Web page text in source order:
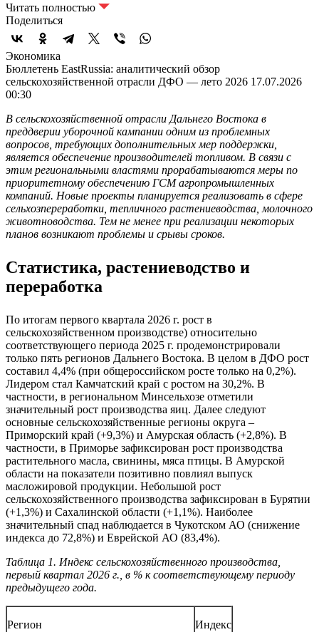
Читать полностью
Поделиться
Экономика
Бюллетень EastRussia: аналитический обзор
сельскохозяйственной отрасли ДФО — лето 2026 17.07.2026
00:30
В сельскохозяйственной отрасли Дальнего Востока в
преддверии уборочной кампании одним из проблемных
вопросов, требующих дополнительных мер поддержки,
является обеспечение производителей топливом. В связи с
этим региональными властями прорабатываются меры по
приоритетному обеспечению ГСМ агропромышленных
компаний. Новые проекты планируется реализовать в сфере
сельхозпереработки, тепличного растениеводства, молочного
животноводства. Тем не менее при реализации некоторых
планов возникают проблемы и срывы сроков.
Статистика, растениеводство и
переработка
По итогам первого квартала 2026 г. рост в
сельскохозяйственном производстве) относительно
соответствующего периода 2025 г. продемонстрировали
только пять регионов Дальнего Востока. В целом в ДФО рост
составил 4,4% (при общероссийском росте только на 0,2%).
Лидером стал Камчатский край с ростом на 30,2%. В
частности, в региональном Минсельхозе отметили
значительный рост производства яиц. Далее следуют
основные сельскохозяйственные регионы округа –
Приморский край (+9,3%) и Амурская область (+2,8%). В
частности, в Приморье зафиксирован рост производства
растительного масла, свинины, мяса птицы. В Амурской
области на показатели позитивно повлиял выпуск
масложировой продукции. Небольшой рост
сельскохозяйственного производства зафиксирован в Бурятии
(+1,3%) и Сахалинской области (+1,1%). Наиболее
значительный спад наблюдается в Чукотском АО (снижение
индекса до 72,8%) и Еврейской АО (83,4%).
Таблица 1. Индекс сельскохозяйственного производства,
первый квартал 2026 г., в % к соответствующему периоду
предыдущего года.
Регион Индекс